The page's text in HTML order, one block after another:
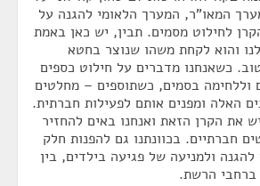
המאו"ר, המערך הלאומי להגנה על
לחילוט מסמים. תבין, יש כאן באמת
והוא לקחת משהו שנוצר בחטא
כשאנחנו מדברים על חילוט כספים
וללחימה בסמים, כשתוספים – מחלטים
האלה ומפנים אותם לפעילות חברתית.
את הקרן הזאת ואנחנו באים להחזיר
חברתיים. בכוונתנו גם להפנות חלק
ולמניעה של פגיעה בילדים, בין
ברחבי הרשת.